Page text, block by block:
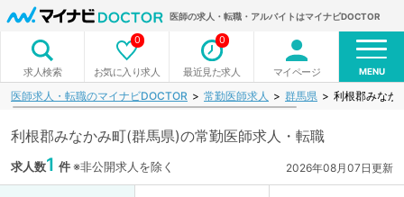
医師の求人・転職・アルバイトはマイナビDOCTOR
求人検索 お気に入り求人
0
最近見た求人
0
マイページ MENU
医師求人・転職のマイナビDOCTOR 常勤医師求人 群馬県 利根郡みなか
利根郡みなかみ町(群馬県)の常勤医師求人・転職
求人数1 件※非公開求人を除く 2026年08月07日更新